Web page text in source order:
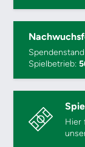
Spielbetrieb:
Hier